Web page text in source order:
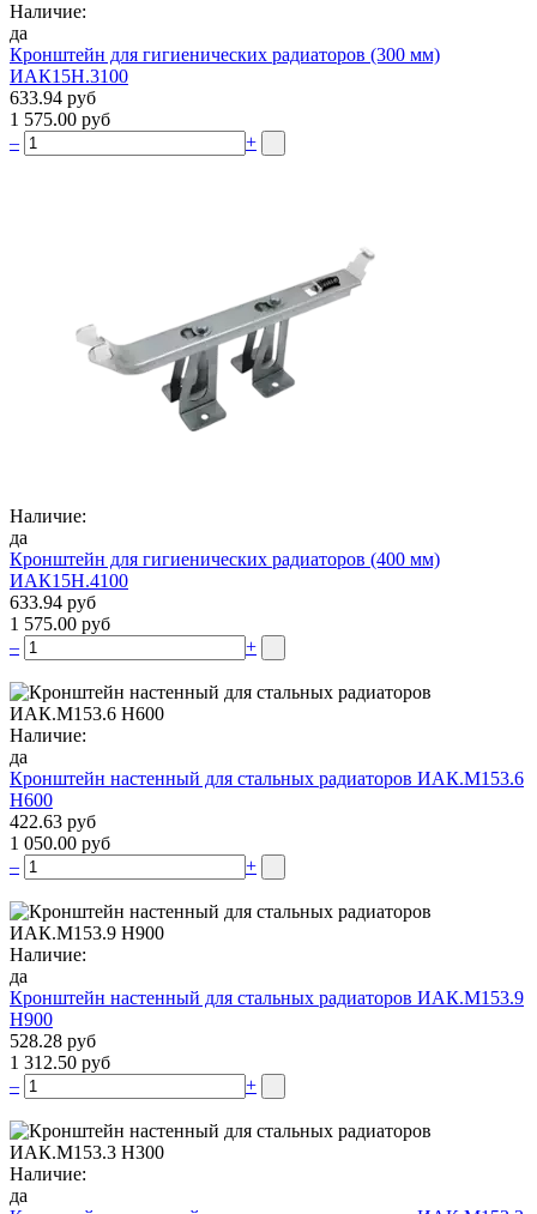
Наличие:
да
Кронштейн для гигиенических радиаторов (300 мм)
ИАК15Н.3100
633.94 руб
1 575.00 руб
–
+
Наличие:
да
Кронштейн для гигиенических радиаторов (400 мм)
ИАК15Н.4100
633.94 руб
1 575.00 руб
–
+
Наличие:
да
Кронштейн настенный для стальных радиаторов ИАК.М153.6
Н600
422.63 руб
1 050.00 руб
–
+
Наличие:
да
Кронштейн настенный для стальных радиаторов ИАК.М153.9
Н900
528.28 руб
1 312.50 руб
–
+
Наличие:
да